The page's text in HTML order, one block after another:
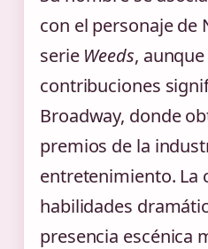
con el personaje de
serie Weeds,
contribuciones
Broadway, donde
premios de la
entretenimiento. La
habilidades
presencia escénica